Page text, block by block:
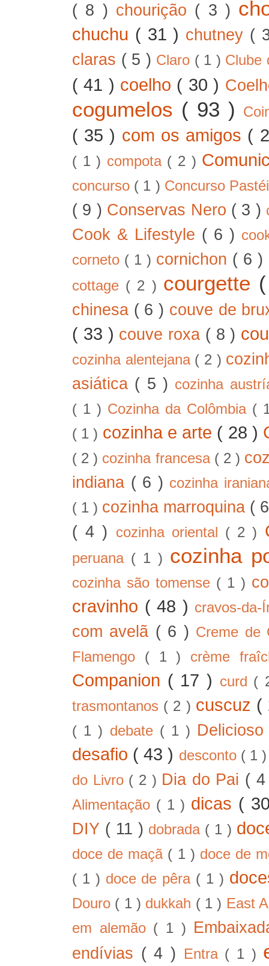
( 8 ) chourição ( 3 )
chuchu ( 31 ) chutney (
claras ( 5 ) Claro ( 1 ) Clube
( 41 ) coelho ( 30 )
cogumelos ( 93 )
( 35 ) com os amigos (
( 1 ) compota ( 2 )
concurso ( 1 ) Concurso
( 9 ) Conservas Nero ( 3 )
Cook & Lifestyle ( 6 )
corneto ( 1 ) cornichon ( 6 )
cottage ( 2 ) courgette
chinesa ( 6 ) couve de
( 33 ) couve roxa ( 8 )
cozinha alentejana ( 2 )
asiática ( 5 ) cozinha
( 1 ) Cozinha da Colômbia (
( 1 ) cozinha e arte ( 28 )
( 2 ) cozinha francesa ( 2 )
indiana ( 6 ) cozinha
( 1 ) cozinha marroquina (
( 4 )
cozinha oriental ( 2 )
peruana ( 1 ) cozinha
cozinha são tomense ( 1 )
cravinho ( 48 ) cravos-
com avelã ( 6 ) Creme de
Flamengo ( 1 ) crème
Companion ( 17 ) curd (
trasmontanos ( 2 ) cuscuz (
( 1 ) debate ( 1 )
desafio ( 43 ) desconto ( 1
do Livro ( 2 ) Dia do Pai (
Alimentação ( 1 ) dicas (
DIY ( 11 ) dobrada ( 1 )
doce de maçã ( 1 ) doce de
( 1 ) doce de pêra ( 1 )
Douro ( 1 ) dukkah ( 1 ) East
em alemão ( 1 )
endívias ( 4 ) Entra ( 1 )